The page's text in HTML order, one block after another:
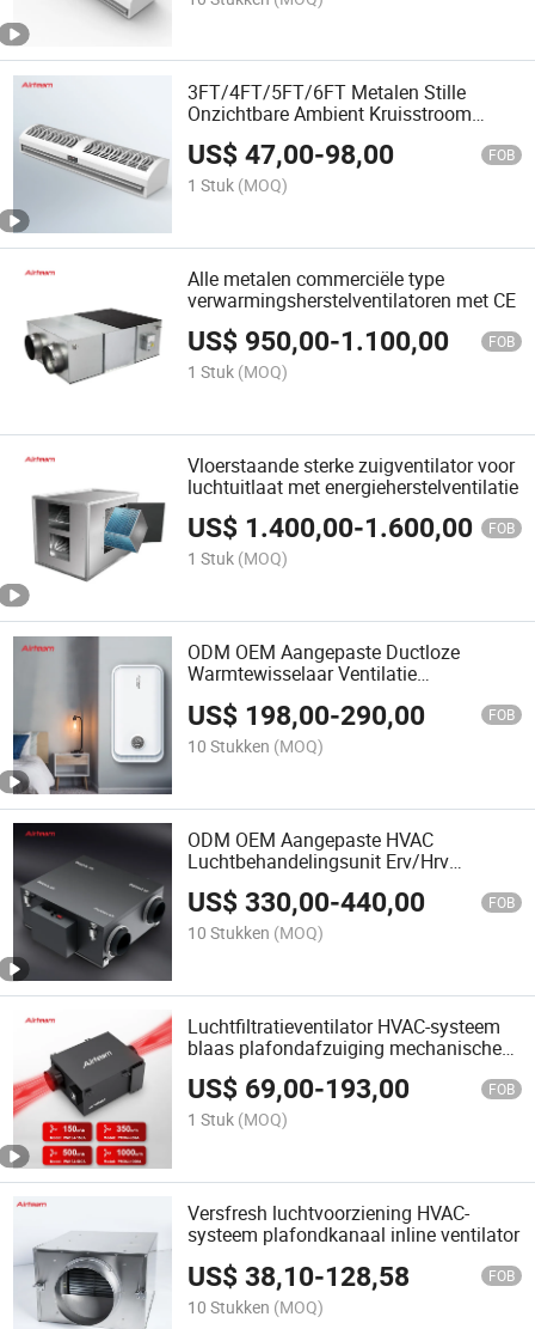
3FT/4FT/5FT/6FT Metalen Stille
Onzichtbare Ambient Kruisstroom
Luchtgordijn met Afstandsbediening
US$47,00-98,00 FOB
1 Stuk (MOQ)
Alle metalen commerciële type
verwarmingsherstelventilatoren met CE
US$ 950,00-1.100,00 FOB
1 Stuk (MOQ)
Vloerstaande sterke zuigventilator voor
luchtuitlaat met energieherstelventilatie
US$ 1.400,00-1.600,00 FOB
1 Stuk (MOQ)
ODM OEM Aangepaste Ductloze
Warmtewisselaar Ventilatie
US$ 198,00-290,00 FOB
10 Stukken (MOQ)
ODM OEM Aangepaste HVAC
Luchtbehandelingsunit Erv/Hrv
Warmte-
terugwinningsventilatiesysteem
US$330,00-440,00 FOB
10 Stukken (MOQ)
Luchtfiltratieventilator HVAC-systeem
blaas plafondafzuiging mechanische
ventilatie kanaalventilator
US$ 69,00-193,00 FOB
1 Stuk (MOQ)
Versfresh luchtvoorziening HVAC-
systeem plafondkanaal inline ventilator
US$38,10-128,58 FOB
10 Stukken (MOQ)